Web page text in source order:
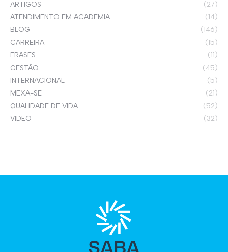
ARTIGOS
(27)
ATENDIMENTO EM ACADEMIA
(14)
BLOG
(146)
CARREIRA
(15)
FRASES
(11)
GESTÃO
(45)
INTERNACIONAL
(5)
MEXA-SE
(21)
QUALIDADE DE VIDA
(52)
VIDEO
(32)